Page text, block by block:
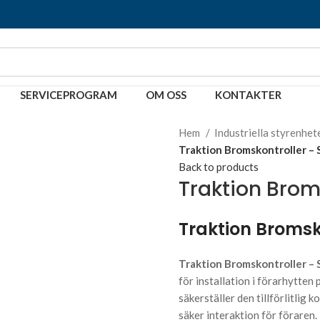
SERVICEPROGRAM OM OSS KONTAKTER
Hem
Industriella
Traktion Bromskontroller –
Back to products
Traktion
Traktion
Traktion Bromskontroller –
för installation i förarhytten
säkerställer den tillförlitlig
säker interaktion för föraren.